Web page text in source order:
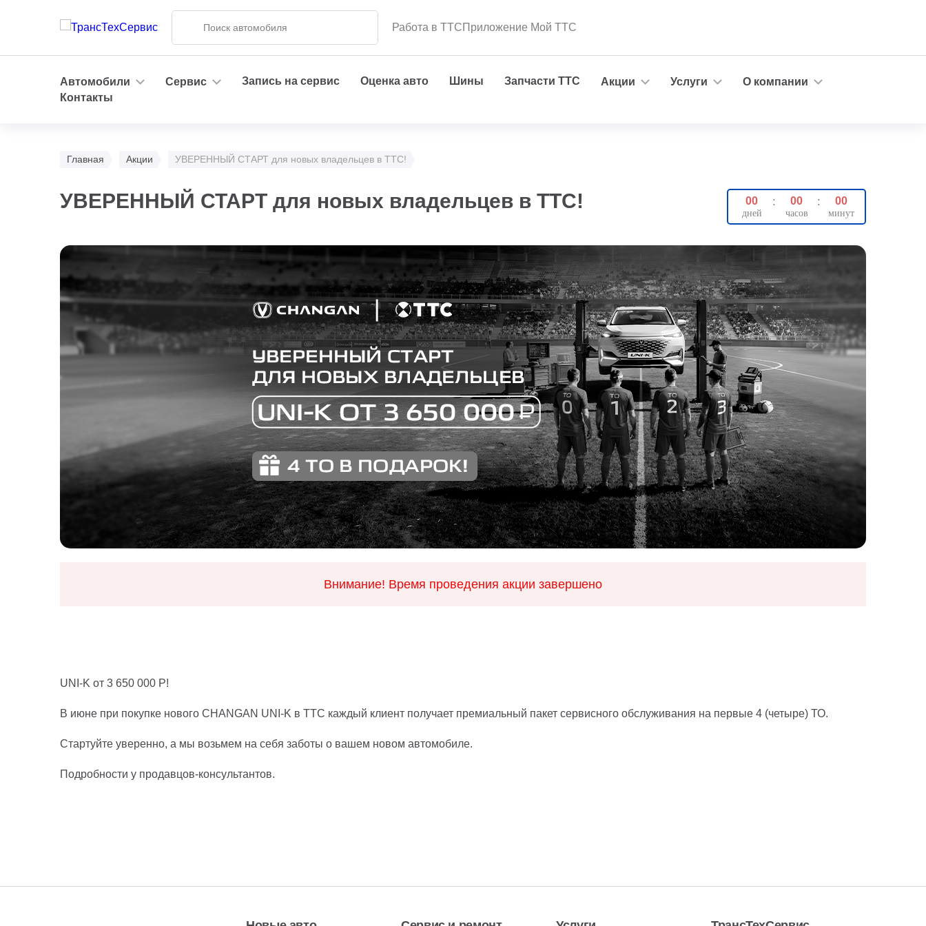
Работа в ТТСПриложение Мой ТТС
Автомобили Сервис Запись на сервис Оценка авто Шины Запчасти ТТС Акции Услуги
О компании
Контакты
Главная Акции УВЕРЕННЫЙ СТАРТ для новых владельцев в ТТС!
УВЕРЕННЫЙ СТАРТ для новых владельцев в ТТС! 00 : 00 : 00
Внимание! Время проведения акции завершено
UNI-K от 3 650 000 Р!
В июне при покупке нового CHANGAN UNI-K в ТТС каждый клиент получает премиальный пакет сервисного обслуживания на первые 4 (четыре) ТО.
Стартуйте уверенно, а мы возьмем на себя заботы о вашем новом автомобиле.
Подробности у продавцов-консультантов.